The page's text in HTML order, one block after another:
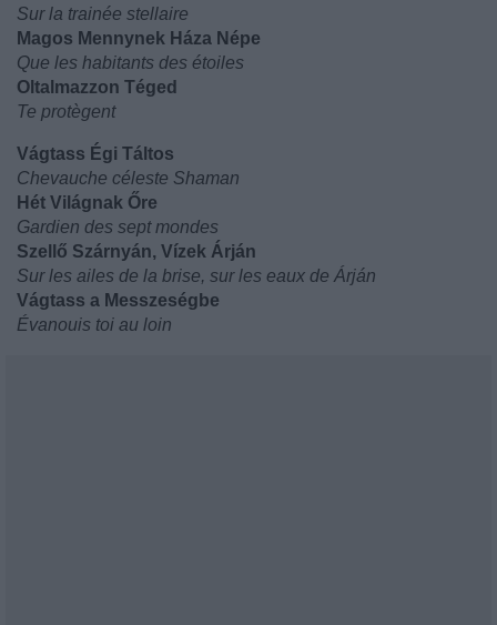
Sur la trainée stellaire
Magos Mennynek Háza Népe
Que les habitants des étoiles
Oltalmazzon Téged
Te protègent
Vágtass Égi Táltos
Chevauche céleste Shaman
Hét Világnak Őre
Gardien des sept mondes
Szellő Szárnyán, Vízek Árján
Sur les ailes de la brise, sur les eaux de Árján
Vágtass a Messzeségbe
Évanouis toi au loin